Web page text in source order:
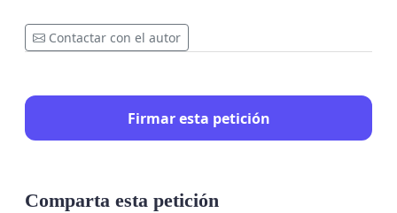
Contactar con el autor
Firmar esta petición
Comparta esta petición